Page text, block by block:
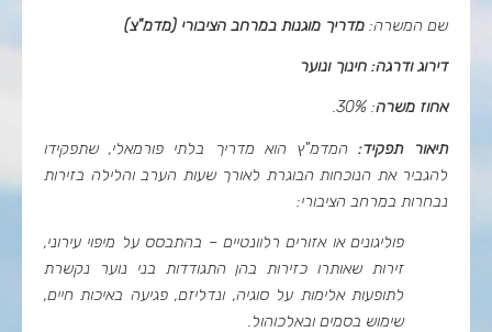
שם המשרה: מדריך מוגנות במרחב הציבורי (מדמ"צ)
דירוג ודרגה: חינוך ונוער
אחוז משרה: 30%.
תיאור תפקיד: המדמ"ץ הוא מדריך בלתי פורמאלי, שתפקידו
להגביר את הנוכחות הבוגרת לאורך שעות הערב והלילה בזירות
נבחרות במרחב הציבורי:
פוליגונים או אזורים רלוונטיים – בהתבסס על מיפוי עירוני,
זירות שאותרו כזירות בהן התגודדות בני נוער נקשרת
לתופעות אלימות על סוגיה, ונדליזם, פגיעה באיכות חיים,
שימוש בסמים ובאלכוהול.